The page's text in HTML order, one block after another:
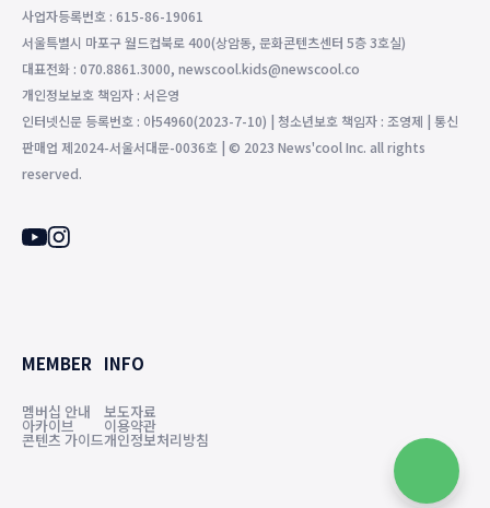
사업자등록번호 : 615-86-19061
서울특별시 마포구 월드컵북로 400(상암동, 문화콘텐츠센터 5층 3호실)
대표전화 : 070.8861.3000, newscool.kids@newscool.co
개인정보보호 책임자 : 서은영
인터넷신문 등록번호 : 아54960(2023-7-10) | 청소년보호 책임자 : 조영제 | 통신
판매업 제2024-서울서대문-0036호 | © 2023 News'cool Inc. all rights
reserved.
MEMBER
멤버십 안내
아카이브
콘텐츠 가이드
INFO
보도자료
이용약관
개인정보처리방침